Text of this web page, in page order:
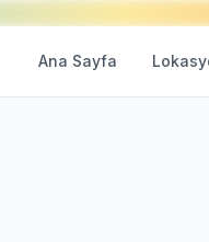
Ana Sayfa